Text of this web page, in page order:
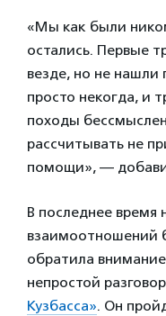
«Мы как были
остались. Первые
везде, но не
просто некогда, и
походы
рассчитывать не
помощи», —
В последнее время
взаимоотношений
обратила
непростой
Кузбасса». Он